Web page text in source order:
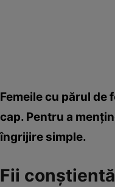
Femeile cu părul de
cap. Pentru a
îngrijire simple.
Fii